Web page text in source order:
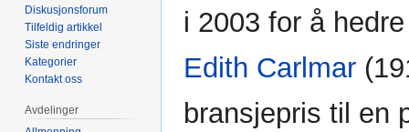
i 2003 for å
Edith Carlmar
bransjepris til en
Diskusjonsforum
Tilfeldig artikkel
Siste endringer
Kategorier
Kontakt oss
Avdelinger